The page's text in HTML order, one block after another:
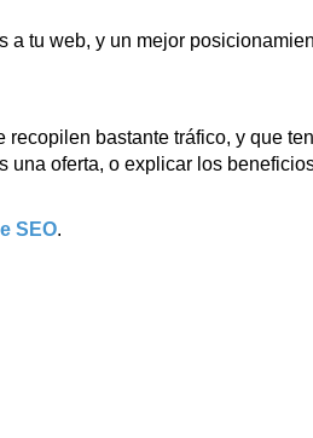
tu web, y un mejor
bastante tráfico, y que
una oferta, o explicar los
SEO.